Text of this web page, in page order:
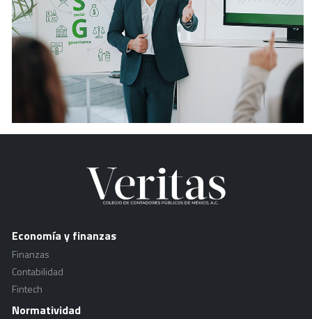
Economía y finanzas
Finanzas
Contabilidad
Fintech
Normatividad